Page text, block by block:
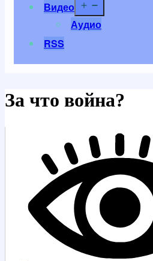
Видео
Аудио
RSS
За что война?